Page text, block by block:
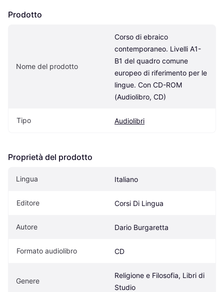
Prodotto
Nome del prodotto
Corso di ebraico
contemporaneo. Livelli A1-
B1 del quadro comune
europeo di riferimento per le
lingue. Con CD-ROM
(Audiolibro, CD)
Tipo Audiolibri
Proprietà del prodotto
Lingua Italiano
Editore Corsi Di Lingua
Autore Dario Burgaretta
Formato audiolibro CD
Genere
Religione e Filosofia, Libri di
Studio